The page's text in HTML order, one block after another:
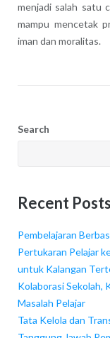
menjadi salah satu
mampu mencetak
iman dan moralitas.
Search
Recent Posts
Pembelajaran
Pertukaran Pelajar
untuk Kalangan
Kolaborasi Sekolah,
Masalah Pelajar
Tata Kelola dan